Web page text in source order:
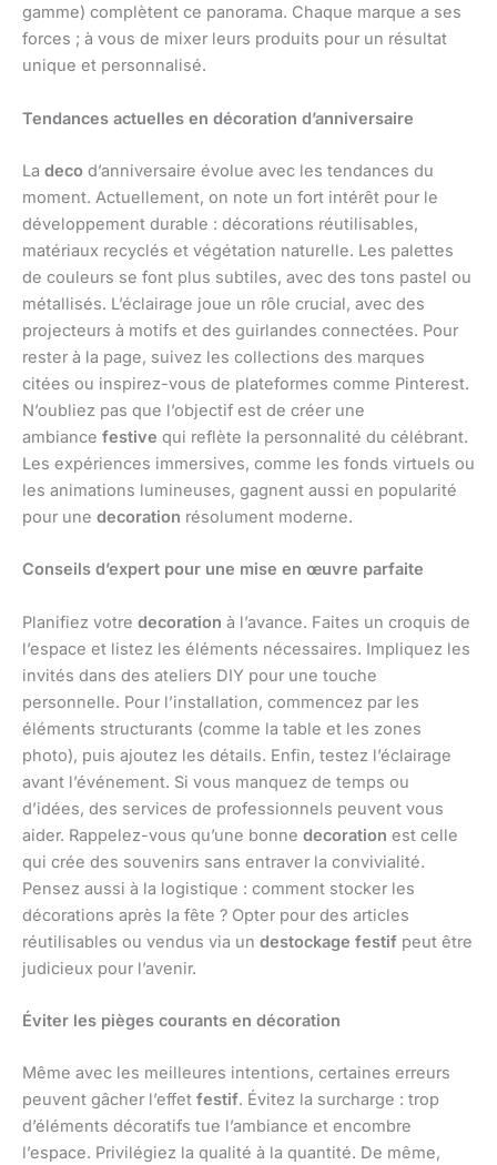
gamme) complètent ce panorama. Chaque marque a ses
forces ; à vous de mixer leurs produits pour un résultat
unique et personnalisé.
Tendances actuelles en décoration d’anniversaire
La deco d’anniversaire évolue avec les tendances du
moment. Actuellement, on note un fort intérêt pour le
développement durable : décorations réutilisables,
matériaux recyclés et végétation naturelle. Les palettes
de couleurs se font plus subtiles, avec des tons pastel ou
métallisés. L’éclairage joue un rôle crucial, avec des
projecteurs à motifs et des guirlandes connectées. Pour
rester à la page, suivez les collections des marques
citées ou inspirez-vous de plateformes comme Pinterest.
N’oubliez pas que l’objectif est de créer une
ambiance festive qui reflète la personnalité du célébrant.
Les expériences immersives, comme les fonds virtuels ou
les animations lumineuses, gagnent aussi en popularité
pour une decoration résolument moderne.
Conseils d’expert pour une mise en œuvre parfaite
Planifiez votre decoration à l’avance. Faites un croquis de
l’espace et listez les éléments nécessaires. Impliquez les
invités dans des ateliers DIY pour une touche
personnelle. Pour l’installation, commencez par les
éléments structurants (comme la table et les zones
photo), puis ajoutez les détails. Enfin, testez l’éclairage
avant l’événement. Si vous manquez de temps ou
d’idées, des services de professionnels peuvent vous
aider. Rappelez-vous qu’une bonne decoration est celle
qui crée des souvenirs sans entraver la convivialité.
Pensez aussi à la logistique : comment stocker les
décorations après la fête ? Opter pour des articles
réutilisables ou vendus via un destockage festif peut être
judicieux pour l’avenir.
Éviter les pièges courants en décoration
Même avec les meilleures intentions, certaines erreurs
peuvent gâcher l’effet festif. Évitez la surcharge : trop
d’éléments décoratifs tue l’ambiance et encombre
l’espace. Privilégiez la qualité à la quantité. De même,